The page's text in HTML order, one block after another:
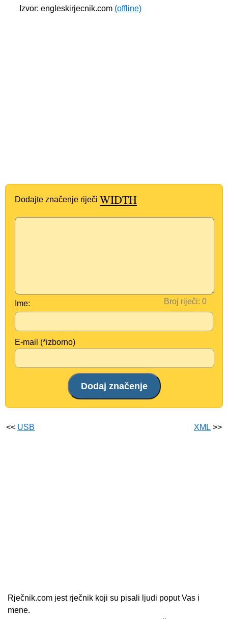
Izvor: engleskirjecnik.com (offline)
Dodajte značenje riječi WIDTH
Broj riječi:
Ime:
E-mail (*izborno)
<< USB XML >>
Rječnik.com jest rječnik koji su pisali ljudi poput Vas i
mene.